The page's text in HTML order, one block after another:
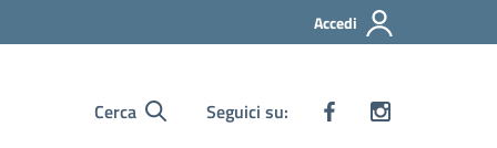
Accedi
Cerca Seguici su: